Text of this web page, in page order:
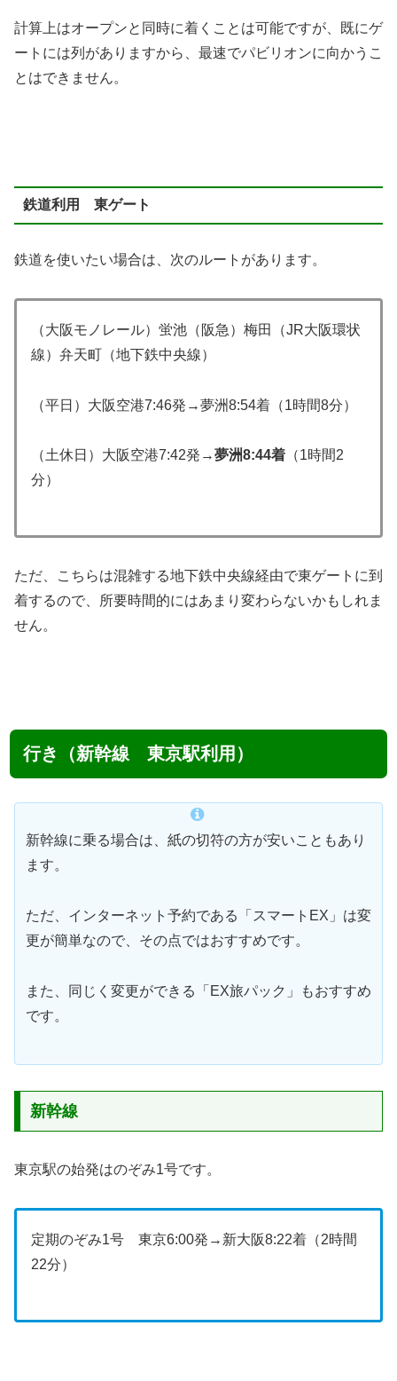
計算上はオープンと同時に着くことは可能ですが、既にゲ
ートには列がありますから、最速でパビリオンに向かうこ
とはできません。
鉄道利用 東ゲート
鉄道を使いたい場合は、次のルートがあります。
（大阪モノレール）蛍池（阪急）梅田（JR大阪環状
線）弁天町（地下鉄中央線）
（平日）大阪空港7:46発→夢洲8:54着（1時間8分）
（土休日）大阪空港7:42発→夢洲8:44着 （1時間2
分）
ただ、こちらは混雑する地下鉄中央線経由で東ゲートに到
着するので、所要時間的にはあまり変わらないかもしれま
せん。
行き（新幹線 東京駅利用）
新幹線に乗る場合は、紙の切符の方が安いこともあり
ます。
ただ、インターネット予約である「スマートEX」は変
更が簡単なので、その点ではおすすめです。
また、同じく変更ができる「EX旅パック」もおすすめ
です。
新幹線
東京駅の始発はのぞみ1号です。
定期のぞみ1号 東京6:00発→新大阪8:22着（2時間
22分）